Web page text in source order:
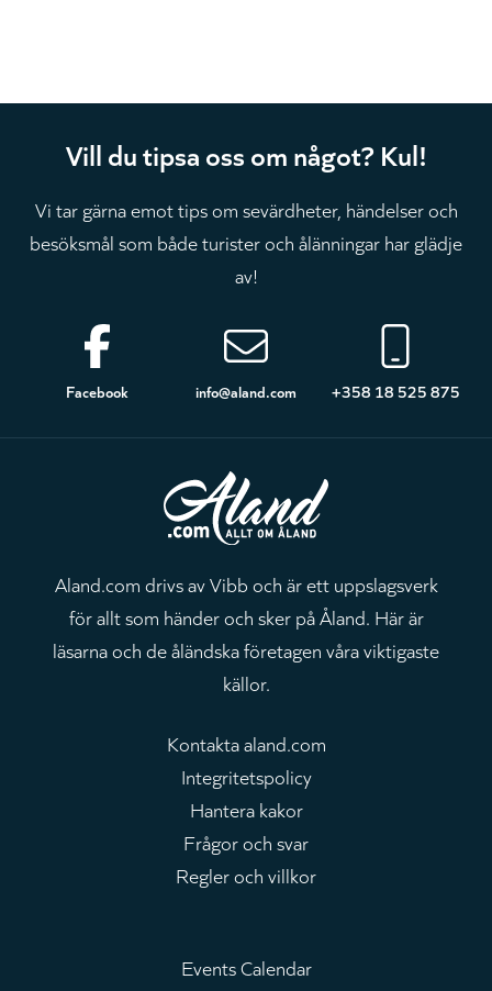
Vill du tipsa oss om något? Kul!
Vi tar gärna emot tips om sevärdheter, händelser och
besöksmål som både turister och ålänningar har glädje
av!
Sidfot
Facebook info@aland.com +358 18 525 875
Aland.com drivs av Vibb och är ett uppslagsverk
för allt som händer och sker på Åland. Här är
läsarna och de åländska företagen våra viktigaste
källor.
Kontakta aland.com
Integritetspolicy
Hantera kakor
Frågor och svar
Regler och villkor
Events Calendar